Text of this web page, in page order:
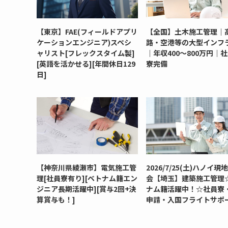
【東京】FAE(フィールドアプリ
ケーションエンジニア)スペシ
ャリスト[フレックスタイム製]
[英語を活かせる][年間休日129
日]
【全国】土木施工管理｜
路・空港等の大型インフ
｜年収400～800万円｜
寮完備
【神奈川県綾瀬市】電気施工管
理[社員寮有り][ベトナム籍エン
ジニア長期活躍中][賞与2回+決
算賞与も！]
2026/7/25(土)ハノイ現
会【埼玉】建築施工管
ナム籍活躍中！☆社員寮
申請・入国フライトサポ